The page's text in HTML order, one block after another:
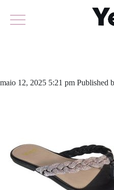
maio 12, 2025 5:21 pm Published